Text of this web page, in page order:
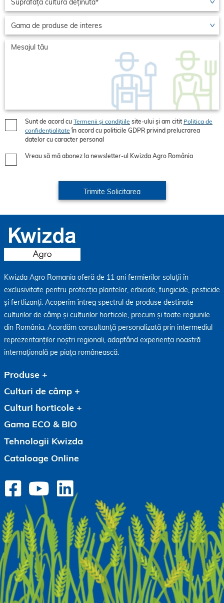
Sunt de acord cu Termenii și condițiile site-ului și am citit Politica de
confidențialitate în acord cu politicile GDPR privind prelucrarea
datelor cu caracter personal
Vreau să mă abonez la newsletter-ul Kwizda Agro România
Kwizda Agro Romania oferă de 11 ani fermierilor soluții în
exclusivitate pentru protecția plantelor, erbicide, fungicide, pesticide
și fertlizanți. Acoperim întreg spectrul de produse destinate
culturilor de câmp și culturilor horticole, precum și toate regiunile
din România. Acordăm consultanță personalizată prin intermediul
reprezentanților noștri regionali, adaptând experiența noastră
internațională pe piața românească.
Produse
Culturi de câmp
Culturi horticole
Gama ECO & BIO
Tehnologii Kwizda
Cataloage Online